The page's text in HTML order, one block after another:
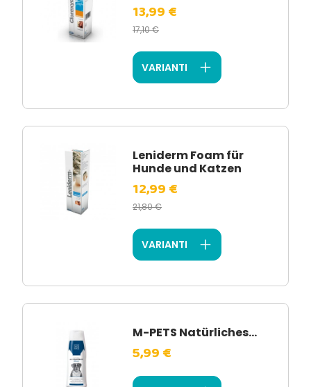
13,99 €
17,10 €
VARIANTI
Leniderm Foam für
Hunde und Katzen
12,99 €
21,80 €
VARIANTI
M-PETS Natürliches...
5,99 €